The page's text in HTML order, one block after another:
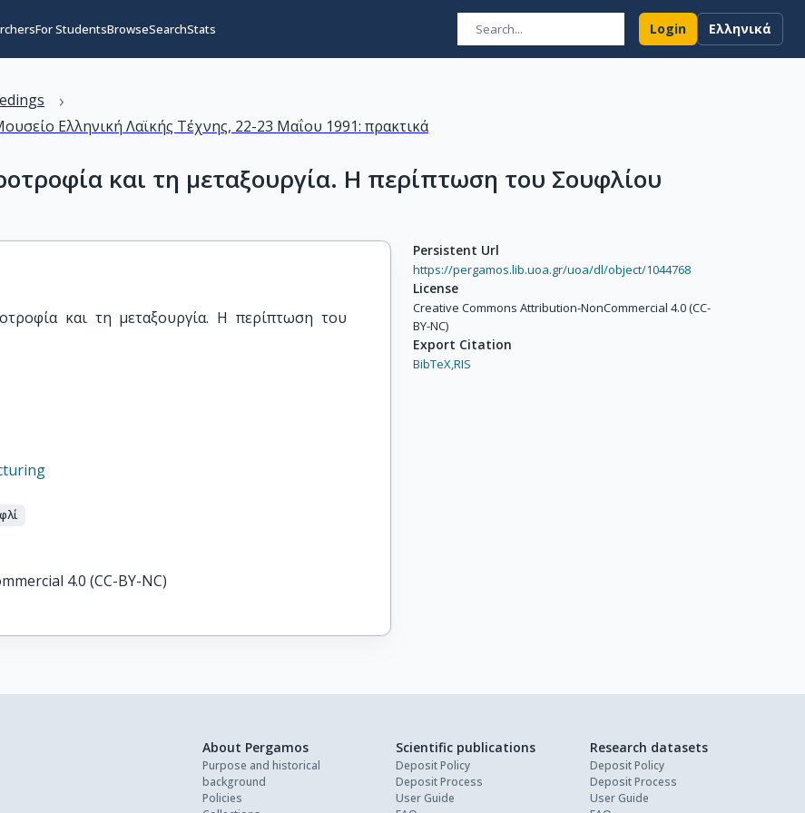
For StudentsBrowseSearchStats Login Ελληνικά
›
Ελληνική Λαϊκής Τέχνης, 22-23 Μαΐου 1991: πρακτικά
και τη μεταξουργία. Η περίπτωση του Σουφλίου
και τη μεταξουργία. Η περίπτωση του
4.0 (CC-BY-NC)
Persistent Url
https://pergamos.lib.uoa.gr/uoa/dl/object/1044768
License
Creative Commons Attribution-NonCommercial 4.0 (CC-
BY-NC)
Export Citation
BibTeX,RIS
About Pergamos
Purpose and historical
background
Policies
Scientific publications
Deposit Policy
Deposit Process
User Guide
Research datasets
Deposit Policy
Deposit Process
User Guide